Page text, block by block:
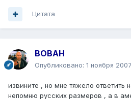
Цитата
BOBAH
Опубликовано: 1 ноября 2007
извините , но мне тяжело ответить
непомню русских размеров , а в